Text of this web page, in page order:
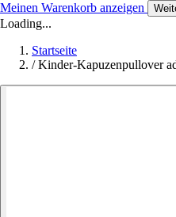
Meinen Warenkorb anzeigen
Loading...
Startseite
/ Kinder-Kapuzenpullover